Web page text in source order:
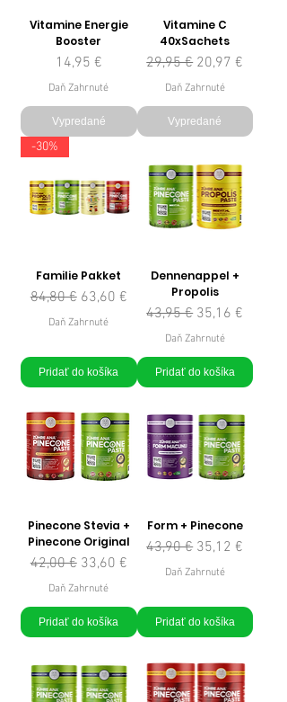
Vitamine Energie
Booster
Cena
14,95 €
Daň Zahrnuté
Vypredané
Vitamine C
40xSachets
Normálna cena
29,95 € Zľavnená cena
20,97 €
Daň Zahrnuté
Vypredané
-30%
Familie Pakket
Normálna cena
84,80 € Zľavnená cena
63,60 €
Daň Zahrnuté
Pridať do košíka
Dennenappel +
Propolis
Normálna cena
43,95 € Zľavnená cena
35,16 €
Daň Zahrnuté
Pridať do košíka
Pinecone Stevia +
Pinecone Original
Normálna cena
42,00 € Zľavnená cena
33,60 €
Daň Zahrnuté
Pridať do košíka
Form + Pinecone
Normálna cena
43,90 € Zľavnená cena
35,12 €
Daň Zahrnuté
Pridať do košíka